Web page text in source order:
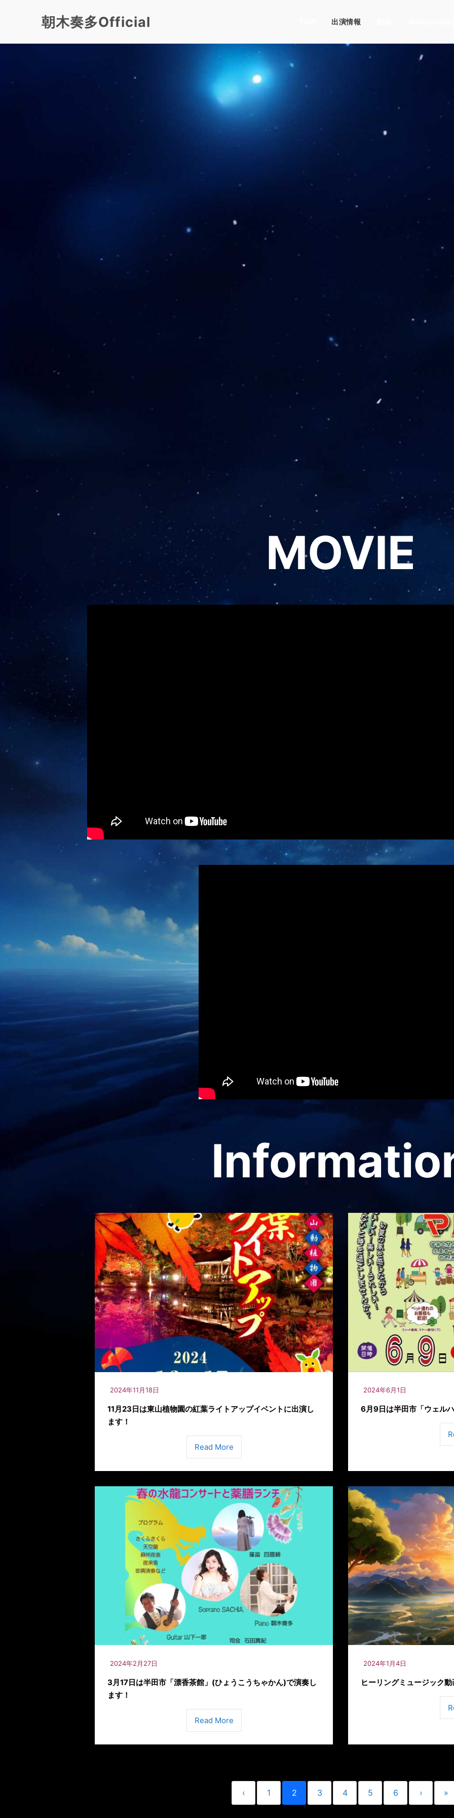
朝木奏多Official 出演情報
MOVIE
2024年11月18日
11月23日は東山植物園の紅葉ライトアップイベントに出演し
ます！
Read More
2024年6月1日
6月9日は半田市「ウェル
2024年2月27日
3月17日は半田市「漂香茶館」(ひょうこうちゃかん)で演奏し
ます！
Read More
2024年1月4日
ヒーリングミュージック
‹ 1 2 3 4 5 6 › »